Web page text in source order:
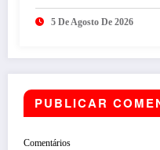
desempenho da
5 De Agosto De 2026
PUBLICAR
Comentários